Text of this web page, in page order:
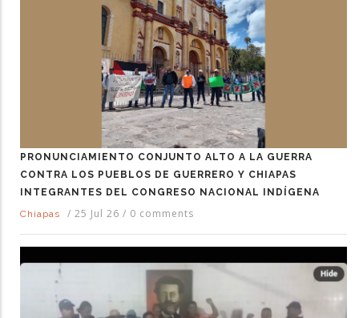
PRONUNCIAMIENTO CONJUNTO ALTO A LA GUERRA
CONTRA LOS PUEBLOS DE GUERRERO Y CHIAPAS
INTEGRANTES DEL CONGRESO NACIONAL INDÍGENA
Chiapas
/ 25 Jul 26 / 0 comments